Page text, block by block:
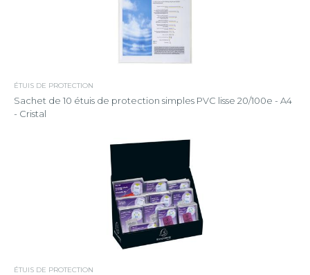
ÉTUIS DE PROTECTION
Sachet de 10 étuis de protection simples PVC lisse 20/100e - A4
- Cristal
ÉTUIS DE PROTECTION